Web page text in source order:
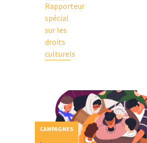
Rapporteur
spécial
sur les
droits
culturels
CAMPAGNES